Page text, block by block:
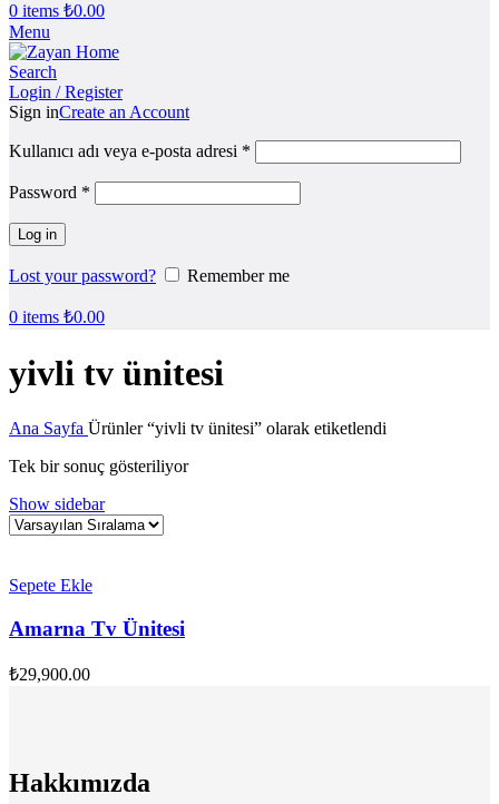
0 items ₺0.00
Menu
Search
Login / Register
Sign inCreate an Account
Kullanıcı adı veya e-posta adresi *
Password *
Log in
Lost your password? Remember me
0 items ₺0.00
yivli tv ünitesi
Ana Sayfa Ürünler “yivli tv ünitesi” olarak etiketlendi
Tek bir sonuç gösteriliyor
Show sidebar
Sepete Ekle
Amarna Tv Ünitesi
₺29,900.00
Hakkımızda